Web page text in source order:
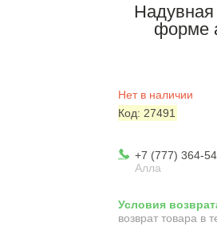
форме
Нет в наличии
Код: 27491
+7 (777) 364-
Алла
возврат товара в